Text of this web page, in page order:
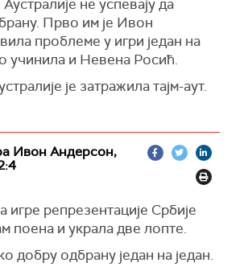
не успевају да
Прво им је Ивон
проблеме у игри један на
учинила и Невена Росић.
је затражила тајм-аут.
Ивон Андерсон,
игре репрезентације Србије
поена и украла две лопте.
добру одбрану један на један.